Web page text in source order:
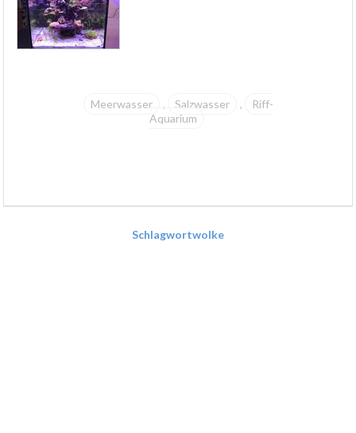
Meerwasser , Salzwasser ,
Riff-
Aquarium
Schlagwortwolke